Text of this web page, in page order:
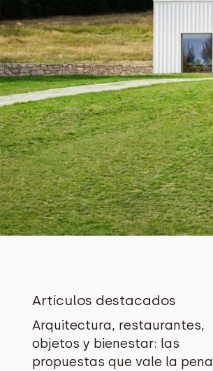
Artículos destacados
Arquitectura, restaurantes,
objetos y bienestar: las
propuestas que vale la pena